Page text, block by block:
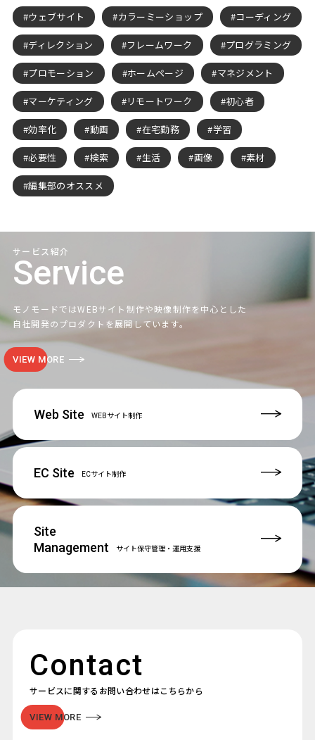
ウェブサイト カラーミーショップ コーディング
ディレクション フレームワーク プログラミング
プロモーション ホームページ マネジメント
マーケティング リモートワーク 初心者
効率化 動画 在宅勤務 学習
必要性 検索 生活 画像 素材
編集部のオススメ
サービス紹介
Service
モノモードではWEBサイト制作や映像制作を中心とした
自社開発のプロダクトを展開しています。
VIEW MORE
Web Site WEBサイト制作
EC Site ECサイト制作
Site
Management
サイト保守管理・運用支援
Contact
サービスに関するお問い合わせはこちらから
VIEW MORE